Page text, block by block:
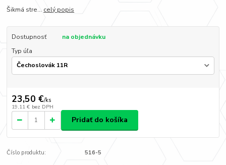
Šikmá stre... celý popis
Dostupnosť
na objednávku
Typ úľa
23,50 €/ks
19,11 € bez DPH
Pridať do košíka
Číslo produktu: 516-5